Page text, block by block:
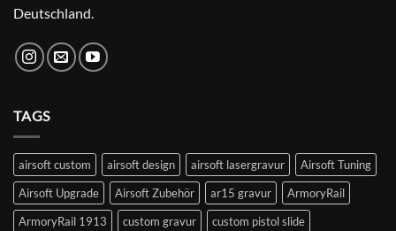
Deutschland.
TAGS
airsoft custom airsoft design airsoft lasergravur
Airsoft Tuning
Airsoft Upgrade
Airsoft Zubehör ar15 gravur
ArmoryRail
ArmoryRail 1913
custom gravur
custom pistol slide